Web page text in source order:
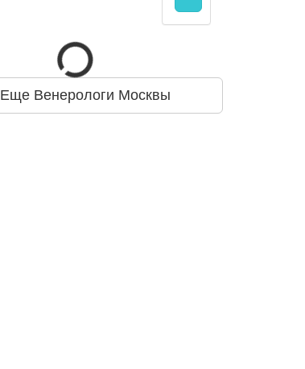
Еще Венерологи Москвы